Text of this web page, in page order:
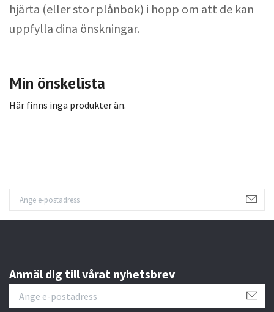
hjärta (eller stor plånbok) i hopp om att de kan
uppfylla dina önskningar.
Min önskelista
Här finns inga produkter än.
Anmäl dig till vårat nyhetsbrev